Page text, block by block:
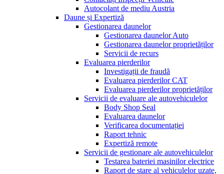
Autocolant de mediu Austria
Daune și Expertiză
Gestionarea daunelor
Gestionarea daunelor Auto
Gestionarea daunelor proprietăților
Servicii de recurs
Evaluarea pierderilor
Investigații de fraudă
Evaluarea pierderilor CAT
Evaluarea pierderilor proprietăților
Servicii de evaluare ale autovehiculelor
Body Shop Seal
Evaluarea daunelor
Verificarea documentației
Raport tehnic
Expertiză remote
Servicii de gestionare ale autovehiculelor
Testarea bateriei masinilor electrice
Raport de stare al vehiculelor uzate,